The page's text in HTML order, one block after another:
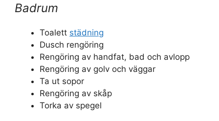
Badrum
Toalett städning
Dusch rengöring
Rengöring av handfat, bad och avlopp
Rengöring av golv och väggar
Ta ut sopor
Rengöring av skåp
Torka av spegel